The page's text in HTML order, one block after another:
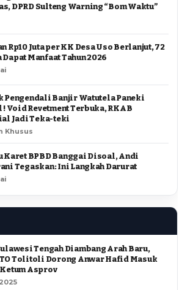
DPRD Sulteng Warning “Bom Waktu”
Rp10 Juta per KK Desa Uso Berlanjut, 72
Dapat Manfaat Tahun 2026
Pengendali Banjir Watutela Paneki
Void Revetment Terbuka, RKAB
Jadi Teka-teki
Khusus
Karet BPBD Banggai Disoal, Andi
Tegaskan: Ini Langkah Darurat
Tengah Diambang Arah Baru,
Tolitoli Dorong Anwar Hafid Masuk
Asprov